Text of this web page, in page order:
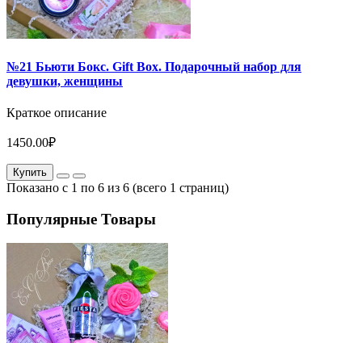
№21 Бьюти Бокс. Gift Box. Подарочный набор для
девушки, женщины
Краткое описание
1450.00₽
Купить
Показано с 1 по 6 из 6 (всего 1 страниц)
Популярные Товары